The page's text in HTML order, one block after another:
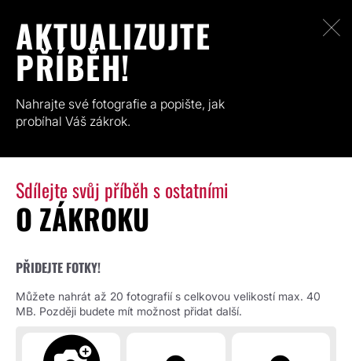
AKTUALIZUJTE
PŘÍBĚH!
Nahrajte své fotografie a popište, jak
probíhal Váš zákrok.
Sdílejte svůj příběh s ostatními
O ZÁKROKU
PŘIDEJTE FOTKY!
Můžete nahrát až 20 fotografií s celkovou velikostí max. 40
MB. Později budete mít možnost přidat další.